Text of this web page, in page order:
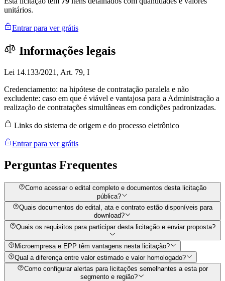
unitários.
Entrar para ver grátis
Informações legais
Lei 14.133/2021, Art. 79, I
Credenciamento: na hipótese de contratação paralela e não
excludente: caso em que é viável e vantajosa para a Administração a
realização de contratações simultâneas em condições padronizadas.
Links do sistema de origem e do processo eletrônico
Entrar para ver grátis
Perguntas Frequentes
Como acessar o edital completo e documentos desta licitação
pública?
Quais documentos do edital, ata e contrato estão disponíveis para
download?
Quais os requisitos para participar desta licitação e enviar proposta?
Microempresa e EPP têm vantagens nesta licitação?
Qual a diferença entre valor estimado e valor homologado?
Como configurar alertas para licitações semelhantes a esta por
segmento e região?